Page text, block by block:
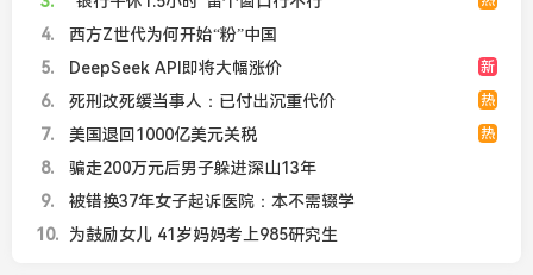
4
西方Z世代为何开始“粉”中国
5
新
DeepSeek API即将大幅涨价
6
热
死刑改死缓当事人：已付出沉重代价
7
热
美国退回1000亿美元关税
8
骗走200万元后男子躲进深山13年
9
被错换37年女子起诉医院：本不需辍学
10
为鼓励女儿 41岁妈妈考上985研究生